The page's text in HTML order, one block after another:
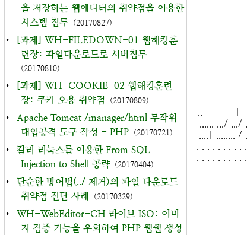
을 저장하는 웹에디터의 취약점을 이용한
시스템 침투 (20170827)
•
[과제] WH-FILEDOWN-01 웹해킹훈
련장: 파일다운로드로 서버침투
(20170810)
•
[과제] WH-COOKIE-02 웹해킹훈련
장: 쿠키 오용 취약점
(20170809)
•
Apache Tomcat /manager/html 무작위
대입공격 도구 작성 - PHP (20170721)
•
칼리 리눅스를 이용한 From SQL
Injection to Shell 공략 (20170404)
•
단순한 방어법(../ 제거)의 파일 다운로드
취약점 진단 사례
(20170329)
•
WH-WebEditor-CH 라이브 ISO: 이미
지 검증 기능을 우회하여 PHP 웹쉘 생성
.. -- -- | - ..
...... .../
....| ........ /
. . . . . . . . .
. . . . . . . . .